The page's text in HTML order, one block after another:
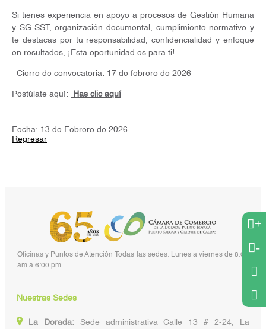
Si tienes experiencia en apoyo a procesos de Gestión Humana
y SG-SST, organización documental, cumplimiento normativo y
te destacas por tu responsabilidad, confidencialidad y enfoque
en resultados, ¡Esta oportunidad es para ti!
Cierre de convocatoria: 17 de febrero de 2026
Postúlate aquí: Has clic aquí
Fecha: 13 de Febrero de 2026
Regresar
+
-
Oficinas y Puntos de Atención Todas las sedes: Lunes a viernes de 8:00
am a 6:00 pm.
Nuestras Sedes
La Dorada:Sede administrativa Calle 13 # 2-24, La